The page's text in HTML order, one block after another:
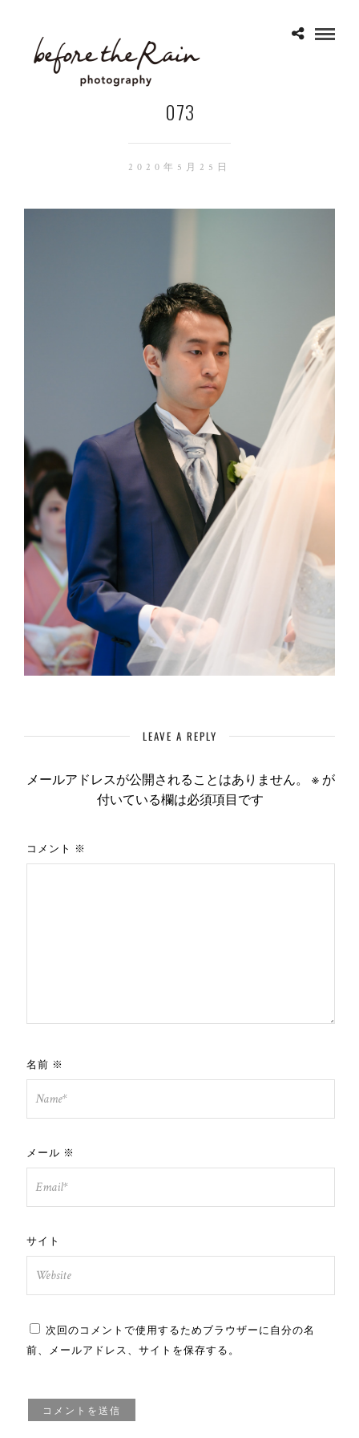
073
2020年5月25日
LEAVE A REPLY
メールアドレスが公開されることはありません。 ※が
付いている欄は必須項目です
コメント ※
名前 ※
メール ※
サイト
次回のコメントで使用するためブラウザーに自分の名
前、メールアドレス、サイトを保存する。